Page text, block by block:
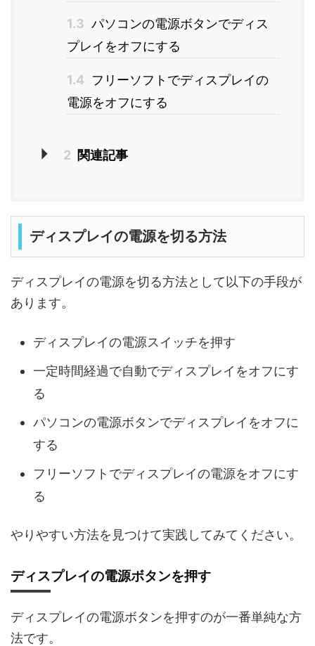
1.3 パソコンの電源ボタンでディス
プレイをオフにする
1.4
フリーソフトでディスプレイの
電源をオフにする
2 関連記事
ディスプレイの電源を切る方法
ディスプレイの電源を切る方法として以下の手段が
あります。
ディスプレイの電源スイッチを押す
一定時間経過で自動でディスプレイをオフにす
る
パソコンの電源ボタンでディスプレイをオフに
する
フリーソフトでディスプレイの電源をオフにす
る
やりやすい方法を見つけて実践してみてください。
ディスプレイの電源ボタンを押す
ディスプレイの電源ボタンを押すのが一番単純な方
法です。